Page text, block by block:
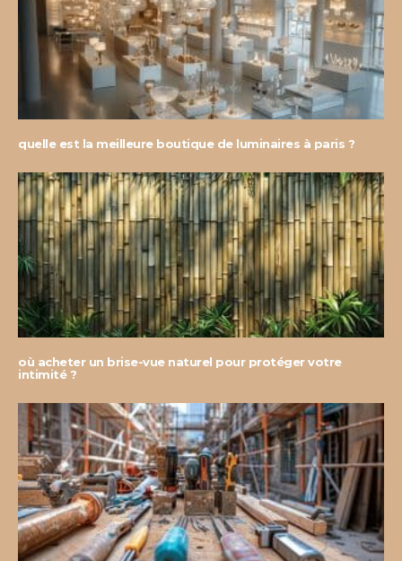
quelle est la meilleure boutique de luminaires à paris ?
où acheter un brise-vue naturel pour protéger votre
intimité ?